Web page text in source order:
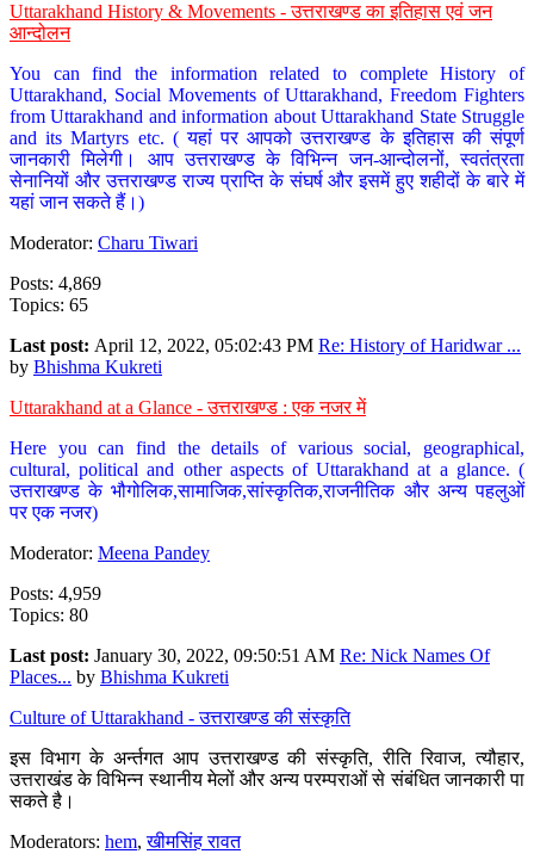
Uttarakhand History & Movements - उत्तराखण्ड का इतिहास एवं जन
आन्दोलन
You can find the information related to complete History of
Uttarakhand, Social Movements of Uttarakhand, Freedom Fighters
from Uttarakhand and information about Uttarakhand State Struggle
and its Martyrs etc. ( यहां पर आपको उत्तराखण्ड के इतिहास की संपूर्ण
जानकारी मिलेगी। आप उत्तराखण्ड के विभिन्न जन-आन्दोलनों, स्वतंत्रता
सेनानियों और उत्तराखण्ड राज्य प्राप्ति के संघर्ष और इसमें हुए शहीदों के बारे में
यहां जान सकते हैं।)
Moderator: Charu Tiwari
Posts: 4,869
Topics: 65
Last post: April 12, 2022, 05:02:43 PM Re: History of Haridwar ...
by Bhishma Kukreti
Uttarakhand at a Glance - उत्तराखण्ड : एक नजर में
Here you can find the details of various social, geographical,
cultural, political and other aspects of Uttarakhand at a glance. (
उत्तराखण्ड के भौगोलिक,सामाजिक,सांस्कृतिक,राजनीतिक और अन्य पहलुओं
पर एक नजर)
Moderator: Meena Pandey
Posts: 4,959
Topics: 80
Last post: January 30, 2022, 09:50:51 AM Re: Nick Names Of
Places... by Bhishma Kukreti
Culture of Uttarakhand - उत्तराखण्ड की संस्कृति
इस विभाग के अर्न्तगत आप उत्तराखण्ड की संस्कृति, रीति रिवाज, त्यौहार,
उत्तराखंड के विभिन्न स्थानीय मेलों और अन्य परम्पराओं से संबंधित जानकारी पा
सकते है।
Moderators: hem,खीमसिंह रावत